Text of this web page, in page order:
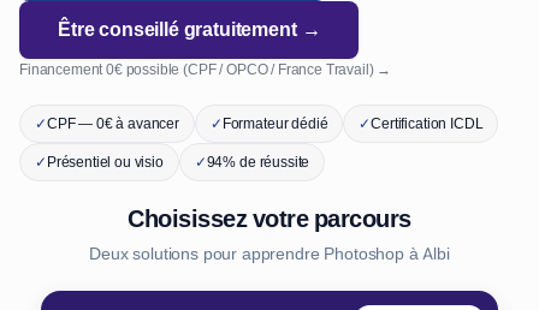
Être conseillé gratuitement →
Financement 0€ possible (CPF / OPCO / France Travail) →
✓CPF — 0€ à avancer ✓Formateur dédié ✓Certification ICDL
✓Présentiel ou visio ✓94% de réussite
Choisissez votre parcours
Deux solutions pour apprendre Photoshop à Albi